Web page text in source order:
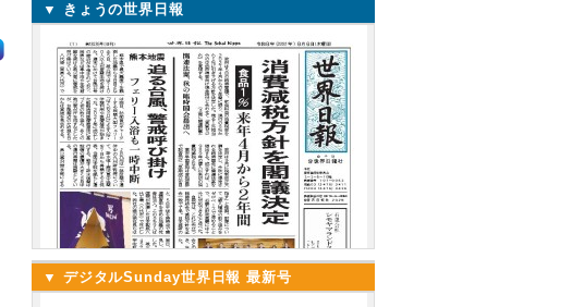
▼ きょうの世界日報
▼ デジタルSunday世界日報 最新号